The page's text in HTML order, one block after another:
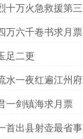
十万火急救援第
万六千卷书求月票
足二更
水一夜红遍江州
一剑镇海求月票
首出县射壶最省事